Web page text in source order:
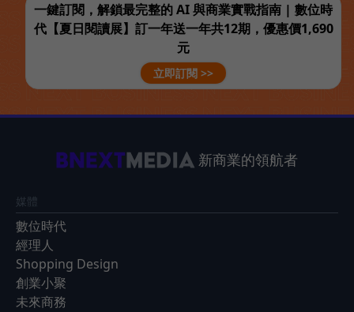
一鍵訂閱，解鎖最完整的 AI 與商業實戰指南 | 數位時
代【夏日閱讀展】訂一年送一年共12期，優惠價1,690
元
立即訂閱 >>
新商業的領航者
媒體
數位時代
經理人
Shopping Design
創業小聚
未來商務